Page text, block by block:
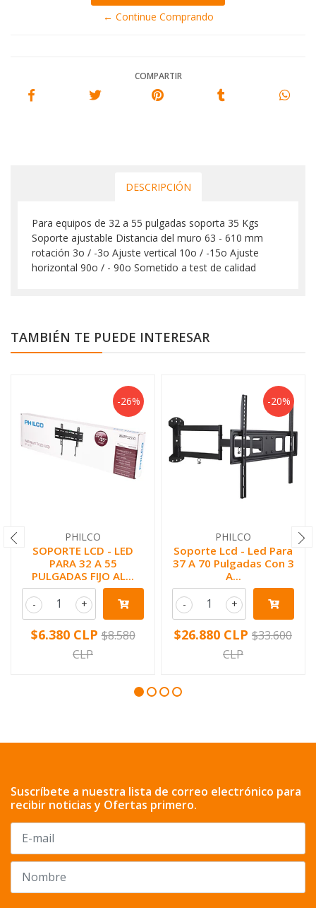
← Continue Comprando
COMPARTIR
DESCRIPCIÓN
Para equipos de 32 a 55 pulgadas soporta 35 Kgs
Soporte ajustable Distancia del muro 63 - 610 mm
rotación 3o / -3o Ajuste vertical 10o / -15o Ajuste
horizontal 90o / - 90o Sometido a test de calidad
TAMBIÉN TE PUEDE INTERESAR
-26%
PHILCO
SOPORTE LCD - LED
PARA 32 A 55
PULGADAS FIJO AL...
+
-
$6.380 CLP $8.580
CLP
-20%
PHILCO
Soporte Lcd - Led Para
37 A 70 Pulgadas Con 3
A...
+
-
$26.880 CLP $33.600
CLP
Suscríbete a nuestra lista de correo electrónico para
recibir noticias y Ofertas primero.